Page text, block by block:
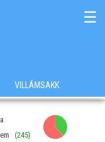
☰
VILLÁMSAKK
(245)